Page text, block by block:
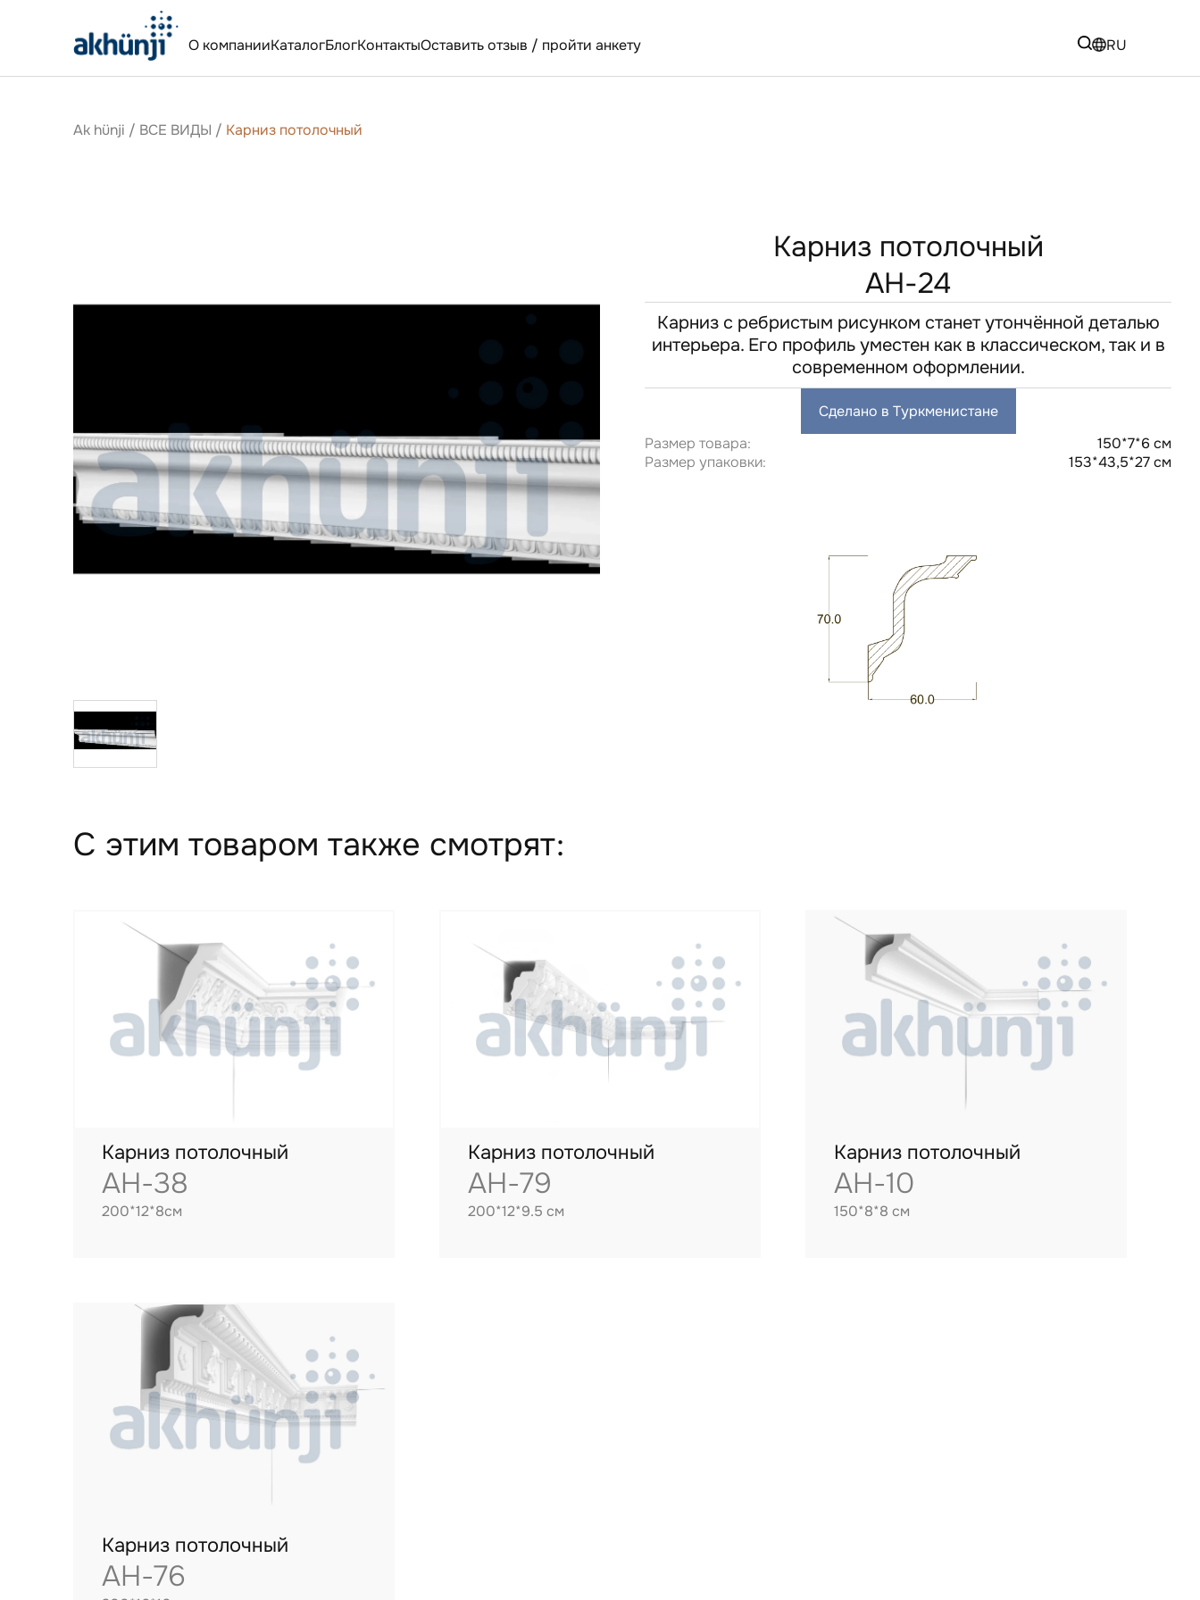
О компанииКаталогБлогКонтактыОставить отзыв / пройти анкету RU
Ak hünji / ВСЕ ВИДЫ / Карниз потолочный
Карниз потолочный
AH-24
Карниз с ребристым рисунком станет утончённой деталью
интерьера. Его профиль уместен как в классическом, так и в
современном оформлении.
Сделано в Туркменистане
Размер товара:
150*7*6 см
Размер упаковки:
153*43,5*27 см
С этим товаром также смотрят:
Карниз потолочный
AH-38
200*12*8см
Карниз потолочный
AH-79
200*12*9.5 см
Карниз потолочный
AH-10
150*8*8 см
Карниз потолочный
AH-76